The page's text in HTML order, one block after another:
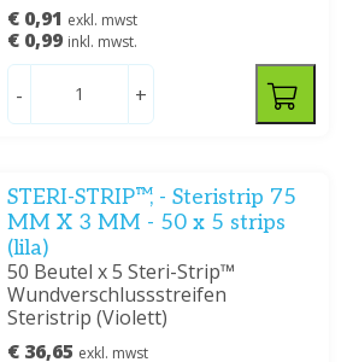
€ 0,91 exkl. mwst
€ 0,99 inkl. mwst.
- +
STERI-STRIP™, - Steristrip 75
MM X 3 MM - 50 x 5 strips
(lila)
50 Beutel x 5 Steri-Strip™
Wundverschlussstreifen
Steristrip (Violett)
€ 36,65 exkl. mwst